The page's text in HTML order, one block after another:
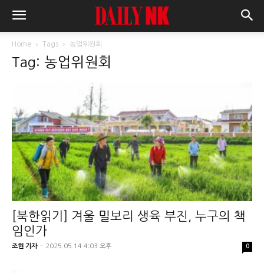
Home Tags 농업위원회
Tag: 농업위원회
[북한읽기] 겨울 밀보리 생육 부진, 누구의 책
임인가
조현 기자 - 2025.05.14 4:03 오후 0